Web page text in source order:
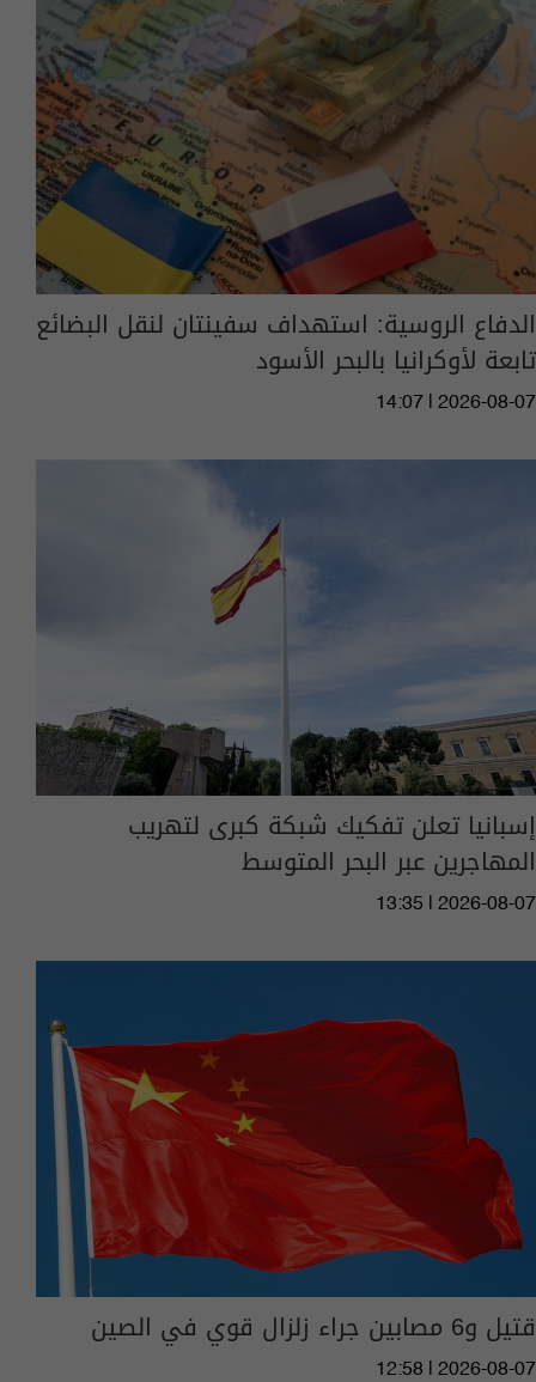
الدفاع الروسية: استهداف سفينتان لنقل البضائع
تابعة لأوكرانيا بالبحر الأسود
14:07 | 2026-08-07
إسبانيا تعلن تفكيك شبكة كبرى لتهريب
المهاجرين عبر البحر المتوسط
13:35 | 2026-08-07
قتيل و6 مصابين جراء زلزال قوي في الصين
12:58 | 2026-08-07